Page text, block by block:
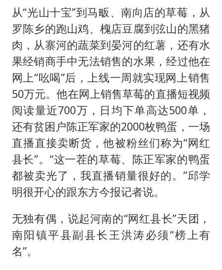
从“光山十宝”到马畈、南向店的草莓，从
罗陈乡的跑山鸡、槐店豆腐到弦山的黑猪
肉，从寨河的蔬菜到晏河的红薯，还有水
果经销商手中无法销售的水果，经过他在
网上“吆喝”后，上线一周就实现网上销售
50万元。他在网上销售草莓的直播短视频
阅读量近700万，日均下单高达500单，
还有贫困户陈正军家的2000枚鸭蛋，一场
直播直接卖断货，他被粉丝们称为“网红
县长”。“这一茬的草莓、陈正军家的鸭蛋
都被卖光了，我直播销量很好的。”邱学
明很开心的跟东方今报记者说。
无独有偶，说起河南的“网红县长”天团，
南阳镇平县副县长王洪涛必须“榜上有
名”。